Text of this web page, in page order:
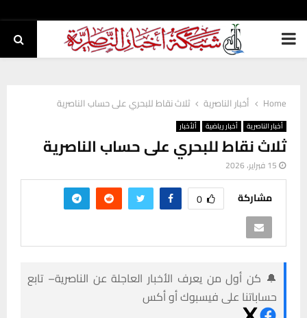
PRIMARY
Home أخبار الناصرية ثلاث نقاط للبحري على حساب الناصرية
أخبار الناصرية أخبار رياضية ألأخبار
ثلاث نقاط للبحري على حساب الناصرية
15 فبراير، 2026
مشاركة 0
🔔 كن أول من يعرف الأخبار العاجلة عن الناصرية– تابع
حساباتنا على فيسبوك أو أكس